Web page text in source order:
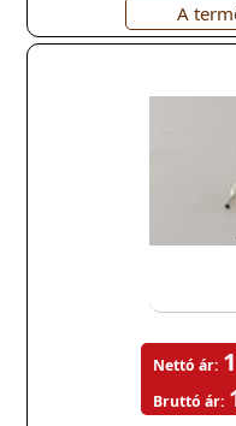
A
Nettó ár:
Bruttó ár: